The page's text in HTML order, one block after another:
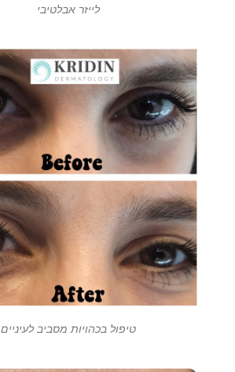
לייזר אבלטיבי
טיפול בכהויות מסביב לעיניים